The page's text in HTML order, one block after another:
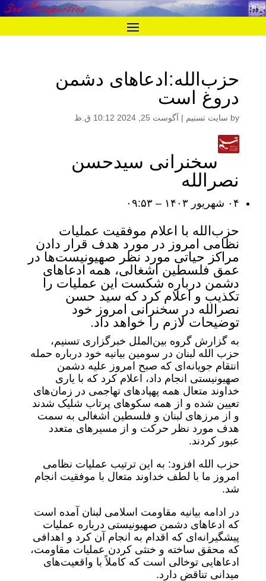
حزب‌الله:ادعاهای دشمن
دروغ است
by سایت تسنیم | آگوست 25, 2024 10:12 ق.ظ
سخنرانی سیدحسن
نصرالله
۰۴ شهريور ۱۴۰۳ – ۰۹:۵۳
حزب‌الله با اعلام موفقیت عملیات
نظامی امروز در مورد هدف قرار دادن
مراکز حیاتی مورد نظر صهیونیست‌ها در
عمق فلسطین اشغالی، همه ادعاهای
دشمن درباره شکست این عملیات را
تکذیب و اعلام کرد که سید حسن
نصرالله در سخنرانی امروز خود
توضیحات لازم را خواهد داد.
به گزارش گروه بین‌الملل خبرگزاری تسنیم،
حزب الله لبنان در سومین بیانیه خود درباره حمله
انتقام جویانه‌ای که صبح امروز علیه دشمن
صهیونیستی انجام داد، اعلام کرد که با یاری
خداوند متعال همه پهپادهای تهاجمی در زمان‌های
تعیین شده و از همه سکوهای پرتاب شلیک شدند
و از مرزهای لبنان و فلسطین اشغالی به سمت
هدف مورد نظر حرکت و از مسیرهای متعدد
عبور کردند.
حزب الله افزود: به این ترتیب عملیات نظامی
امروز ما با لطف خداوند متعال با موفقیت انجام
شد.
در ادامه بیانیه مقاومت اسلامی لبنان آمده است
که ادعاهای دشمن صهیونیستی درباره عملیات
پیشگیرانه‌ای که اقدام به انجام آن کرد و اهدافی
که محقق ساخته و خنثی کردن عملیات مقاومت،
ادعاهایی توخالی است که کاملاً با واقعیت‌های
میدانی تناقض دارد.